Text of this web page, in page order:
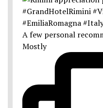
A few personal
Mostly